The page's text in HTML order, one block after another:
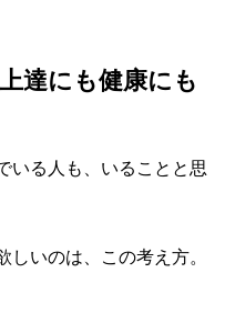
達にも健康にも
いる人も、いることと思
いのは、この考え方。